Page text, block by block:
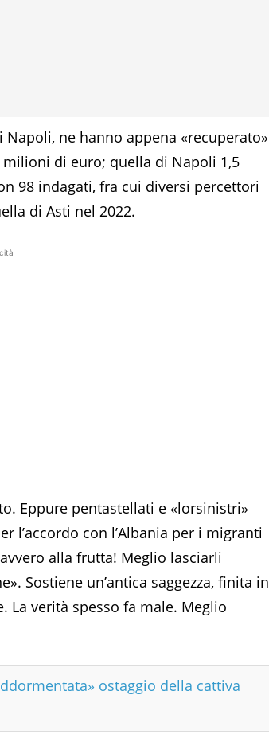
ne hanno appena «recuperato»
di euro; quella di Napoli 1,5
98 indagati, fra cui diversi percettori
di Asti nel 2022.
Eppure pentastellati e «lorsinistri»
l’accordo con l’Albania per i migranti
alla frutta! Meglio lasciarli
Sostiene un’antica saggezza, finita in
La verità spesso fa male. Meglio
ostaggio della cattiva